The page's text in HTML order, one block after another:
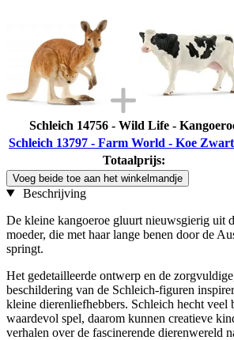
Schleich 14756 - Wild Life -
Schleich 13797 - Farm World - Koe
Totaalprijs:
Voeg beide toe aan het winkelmandje
Beschrijving
De kleine kangoeroe gluurt nieuwsgierig uit
moeder, die met haar lange benen door de
springt.
Het gedetailleerde ontwerp en de
beschildering van de Schleich-figuren
kleine dierenliefhebbers. Schleich hecht veel
waardevol spel, daarom kunnen creatieve
verhalen over de fascinerende dierenwereld